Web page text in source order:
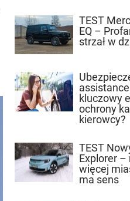
TEST
EQ –
strzał w
kluczowy
ochrony
kierowcy?
TEST
Explorer –
więcej
ma sens